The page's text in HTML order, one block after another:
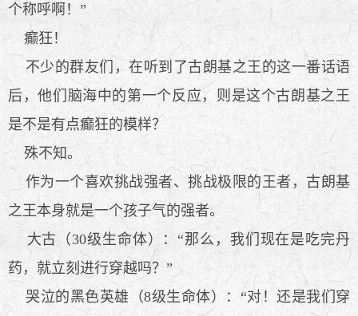
个称呼啊！”
癫狂！
不少的群友们，在听到了古朗基之王的这一番话语
后，他们脑海中的第一个反应，则是这个古朗基之王
是不是有点癫狂的模样？
殊不知。
作为一个喜欢挑战强者、挑战极限的王者，古朗基
之王本身就是一个孩子气的强者。
大古（30级生命体）：“那么，我们现在是吃完丹
药，就立刻进行穿越吗？”
哭泣的黑色英雄（8级生命体）：“对！还是我们穿